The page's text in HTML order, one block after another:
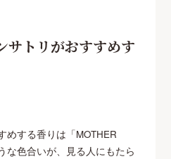
サトリがおすすめす
めする香りは「MOTHER
な色合いが、見る人にもたら